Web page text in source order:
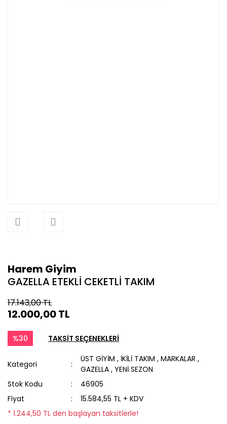
Harem Giyim
GAZELLA ETEKLİ CEKETLİ TAKIM
17.143,00 TL
12.000,00 TL
%30 TAKSİT SEÇENEKLERİ
Kategori
ÜST GİYİM , İKİLİ TAKIM ,MARKALAR ,
GAZELLA ,YENİ SEZON
Stok Kodu
46905
Fiyat
15.584,55 TL + KDV
* 1.244,50 TL den başlayan taksitlerle!